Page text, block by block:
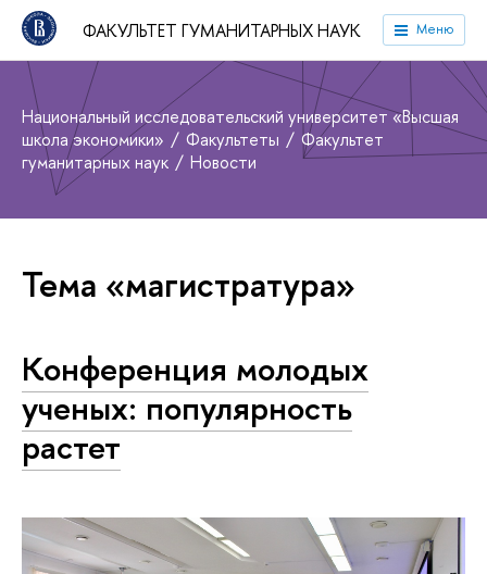
ФАКУЛЬТЕТ ГУМАНИТАРНЫХ НАУК Меню
Национальный исследовательский университет «Высшая
школа экономики»
Факультеты
Факультет
гуманитарных наук
Новости
Тема «магистратура»
Конференция молодых
ученых: популярность
растет